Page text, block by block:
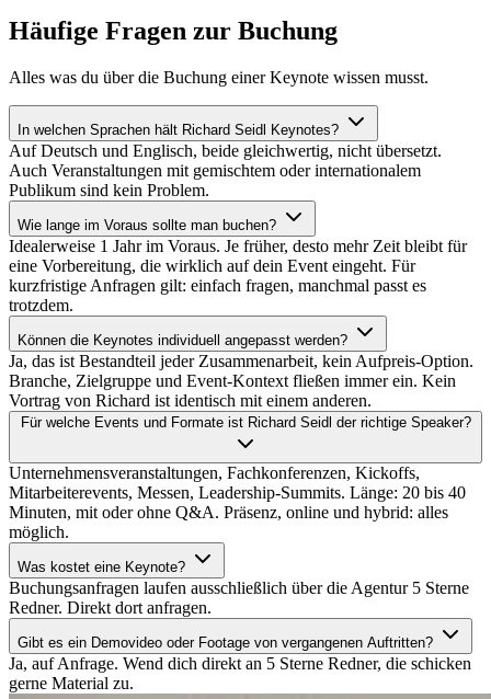
Häufige Fragen zur Buchung
Alles was du über die Buchung einer Keynote wissen musst.
In welchen Sprachen hält Richard Seidl Keynotes?
Auf Deutsch und Englisch, beide gleichwertig, nicht übersetzt.
Auch Veranstaltungen mit gemischtem oder internationalem
Publikum sind kein Problem.
Wie lange im Voraus sollte man buchen?
Idealerweise 1 Jahr im Voraus. Je früher, desto mehr Zeit bleibt für
eine Vorbereitung, die wirklich auf dein Event eingeht. Für
kurzfristige Anfragen gilt: einfach fragen, manchmal passt es
trotzdem.
Können die Keynotes individuell angepasst werden?
Ja, das ist Bestandteil jeder Zusammenarbeit, kein Aufpreis-Option.
Branche, Zielgruppe und Event-Kontext fließen immer ein. Kein
Vortrag von Richard ist identisch mit einem anderen.
Für welche Events und Formate ist Richard Seidl der richtige Speaker?
Unternehmensveranstaltungen, Fachkonferenzen, Kickoffs,
Mitarbeiterevents, Messen, Leadership-Summits. Länge: 20 bis 40
Minuten, mit oder ohne Q&A. Präsenz, online und hybrid: alles
möglich.
Was kostet eine Keynote?
Buchungsanfragen laufen ausschließlich über die Agentur 5 Sterne
Redner. Direkt dort anfragen.
Gibt es ein Demovideo oder Footage von vergangenen Auftritten?
Ja, auf Anfrage. Wend dich direkt an 5 Sterne Redner, die schicken
gerne Material zu.